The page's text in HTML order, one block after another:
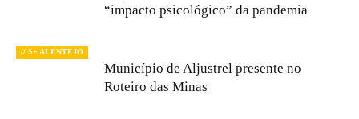
“impacto psicológico” da pandemia
// S+ ALENTEJO
Município de Aljustrel presente no
Roteiro das Minas